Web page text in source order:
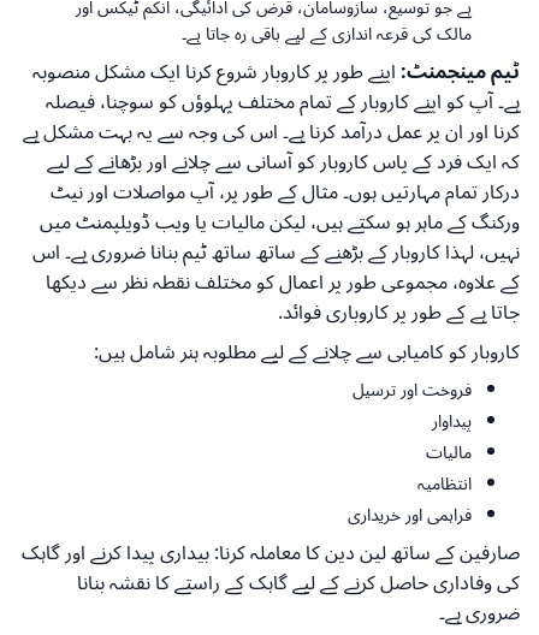
ہے جو توسیع، سازوسامان، قرض کی ادائیگی، انکم ٹیکس اور
مالک کی قرعہ اندازی کے لیے باقی رہ جاتا ہے۔
ٹیم مینجمنٹ:اپنے طور پر کاروبار شروع کرنا ایک مشکل منصوبہ
ہے۔ آپ کو اپنے کاروبار کے تمام مختلف پہلوؤں کو سوچنا، فیصلہ
کرنا اور ان پر عمل درآمد کرنا ہے۔ اس کی وجہ سے یہ بہت مشکل ہے
کہ ایک فرد کے پاس کاروبار کو آسانی سے چلانے اور بڑھانے کے لیے
درکار تمام مہارتیں ہوں۔ مثال کے طور پر، آپ مواصلات اور نیٹ
ورکنگ کے ماہر ہو سکتے ہیں، لیکن مالیات یا ویب ڈویلپمنٹ میں
نہیں، لہذا کاروبار کے بڑھنے کے ساتھ ساتھ ٹیم بنانا ضروری ہے۔ اس
کے علاوہ، مجموعی طور پر اعمال کو مختلف نقطہ نظر سے دیکھا
جاتا ہے کے طور پر کاروباری فوائد.
کاروبار کو کامیابی سے چلانے کے لیے مطلوبہ ہنر شامل ہیں:
فروخت اور ترسیل
پیداوار
مالیات
انتظامیہ
فراہمی اور خریداری
صارفین کے ساتھ لین دین کا معاملہ کرنا: بیداری پیدا کرنے اور گاہک
کی وفاداری حاصل کرنے کے لیے گاہک کے راستے کا نقشہ بنانا
ضروری ہے۔